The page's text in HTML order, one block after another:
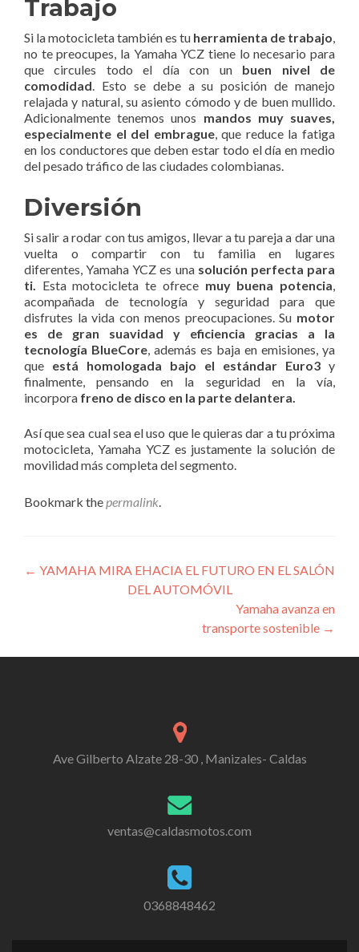
Trabajo
Si la motocicleta también es tu herramienta de trabajo,
no te preocupes, la Yamaha YCZ tiene lo necesario para
que circules todo el día con unbuen nivel de
comodidad. Esto se debe a su posición de manejo
relajada y natural, su asiento cómodo y de buen mullido.
Adicionalmente tenemos unos mandos muy suaves,
especialmente el del embrague, que reduce la fatiga
en los conductores que deben estar todo el día en medio
del pesado tráfico de las ciudades colombianas.
Diversión
Si salir a rodar con tus amigos, llevar a tu pareja a dar una
vuelta o compartir con tu familia en lugares
diferentes, Yamaha YCZ es una solución perfecta para
ti. Esta motocicleta te ofrece muy buena potencia,
acompañada de tecnología y seguridad para que
disfrutes la vida con menos preocupaciones. Su motor
es de gran suavidad y eficiencia gracias a la
tecnología BlueCore, además es baja en emisiones, ya
que está homologada bajo el estándar Euro3 y
finalmente, pensando en la seguridad en la vía,
incorpora freno de disco en la parte delantera.
Así que sea cual sea el uso que le quieras dar a tu próxima
motocicleta, Yamaha YCZ es justamente la solución de
movilidad más completa del segmento.
Bookmark thepermalink.
Post
navigation
← YAMAHA MIRA EHACIA EL FUTURO EN EL SALÓN
DEL AUTOMÓVIL
Yamaha avanza en
transporte sostenible →
Ave Gilberto Alzate 28-30 , Manizales- Caldas
ventas@caldasmotos.com
0368848462